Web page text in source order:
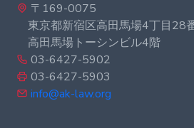
〒169-0075
東京都新宿区高田馬場4丁目28
高田馬場トーシンビル4階
03-6427-5902
03-6427-5903
info@ak-law.org